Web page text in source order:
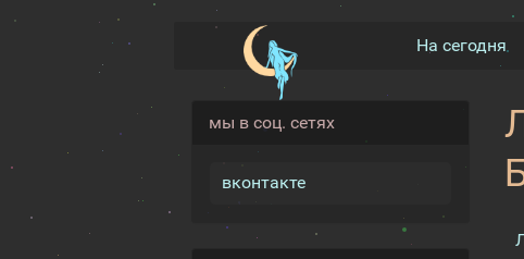
На сегодня
мы в соц. сетях
вконтакте